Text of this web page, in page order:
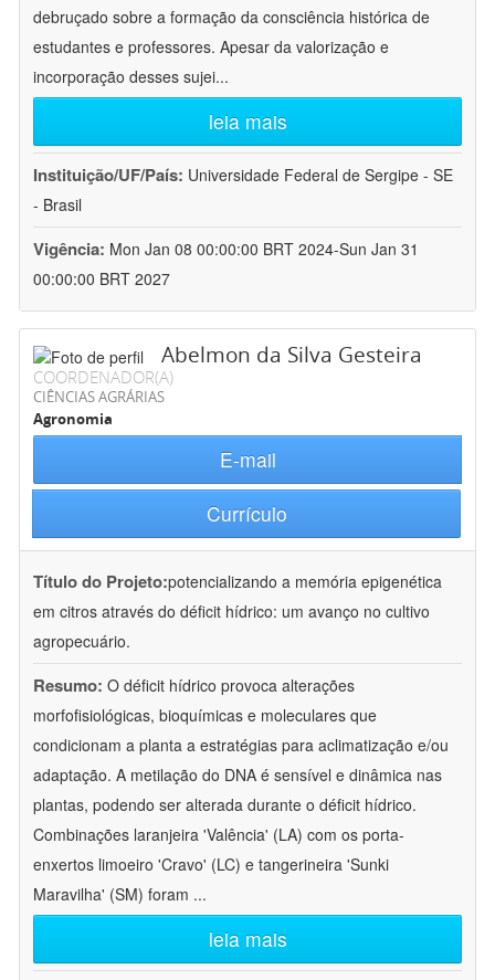
debruçado sobre a formação da consciência histórica de
estudantes e professores. Apesar da valorização e
incorporação desses sujei...
leia mais
Instituição/UF/País: Universidade Federal de Sergipe - SE
- Brasil
Vigência: Mon Jan 08 00:00:00 BRT 2024-Sun Jan 31
00:00:00 BRT 2027
Abelmon da Silva Gesteira
COORDENADOR(A)
CIÊNCIAS AGRÁRIAS
Agronomia
E-mail
Currículo
Título do Projeto:potencializando a memória epigenética
em citros através do déficit hídrico: um avanço no cultivo
agropecuário.
Resumo: O déficit hídrico provoca alterações
morfofisiológicas, bioquímicas e moleculares que
condicionam a planta a estratégias para aclimatização e/ou
adaptação. A metilação do DNA é sensível e dinâmica nas
plantas, podendo ser alterada durante o déficit hídrico.
Combinações laranjeira 'Valência' (LA) com os porta-
enxertos limoeiro 'Cravo' (LC) e tangerineira 'Sunki
Maravilha' (SM) foram ...
leia mais